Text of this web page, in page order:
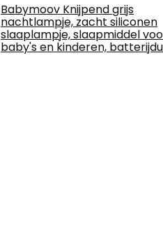
Babymoov Knijpend grijs
nachtlampje, zacht siliconen
slaaplampje, slaapmiddel
baby's en kinderen,